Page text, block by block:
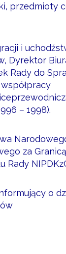
przedmioty
i
Dyrektor
Rady do
– 1998).
za
Rady
o